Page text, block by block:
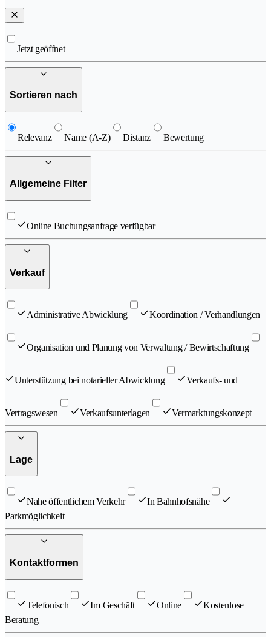
Jetzt geöffnet
Sortieren nach
Relevanz Name (A-Z) Distanz Bewertung
Allgemeine Filter
Online Buchungsanfrage verfügbar
Verkauf
Administrative Abwicklung Koordination / Verhandlungen
Organisation und Planung von Verwaltung / Bewirtschaftung
Unterstützung bei notarieller Abwicklung Verkaufs- und
Vertragswesen Verkaufsunterlagen Vermarktungskonzept
Lage
Nahe öffentlichem Verkehr
In Bahnhofsnähe
Parkmöglichkeit
Kontaktformen
Telefonisch Im Geschäft Online
Kostenlose
Beratung